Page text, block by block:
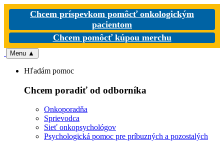
Chcem príspevkom pomôcť onkologickým
pacientom
Chcem pomôcť kúpou merchu
Menu ▲
Hľadám pomoc
Chcem poradiť od odborníka
Onkoporadňa
Sprievodca
Sieť onkopsychológov
Psychologická pomoc pre príbuzných a pozostalých